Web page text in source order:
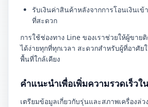
รับเงินค่าสินค้าหลังจากการโอนเงินเ
ที่สะดวก
การใช้ช่องทาง Line ของเราช่วยให้ผู้ขาย
ได้ง่ายทุกที่ทุกเวลา สะดวกสำหรับผู้ที่อาศั
พื้นที่ใกล้เคียง
คำแนะนำเพื่อเพิ่มความรวดเร็ว
เตรียมข้อมูลเกี่ยวกับรุ่นและสภาพเครื่องล่